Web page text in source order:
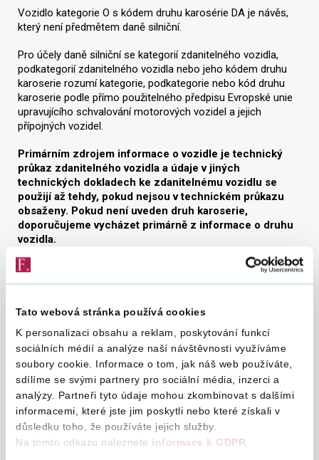
Tato webová stránka používá cookies
K personalizaci obsahu a reklam, poskytování funkcí
sociálních médií a analýze naší návštěvnosti využíváme
soubory cookie. Informace o tom, jak náš web používáte,
sdílíme se svými partnery pro sociální média, inzerci a
analýzy. Partneři tyto údaje mohou zkombinovat s dalšími
informacemi, které jste jim poskytli nebo které získali v
důsledku toho, že používáte jejich služby.
Na tomto odkazu naleznete informace k GDPR
Vozidlo kategorie O s kódem druhu karosérie DA je návěs,
který není předmětem daně silniční.
Pro účely daně silniční se kategorií zdanitelného vozidla,
podkategorií zdanitelného vozidla nebo jeho kódem druhu
karoserie rozumí kategorie, podkategorie nebo kód druhu
karoserie podle přímo použitelného předpisu Evropské unie
upravujícího schvalování motorových vozidel a jejich
přípojných vozidel.
Primárním zdrojem informace o vozidle je technický
průkaz zdanitelného vozidla a údaje v jiných
technických dokladech ke zdanitelnému vozidlu se
použijí až tehdy, pokud nejsou v technickém průkazu
obsaženy. Pokud není uveden druh karoserie,
doporučujeme vycházet primárně z informace o druhu
vozidla.
Zálohy na daň silniční
Zálohy na daň silniční se od roku 2022 neplatí.
Registrace k dani silniční
poplatníci se nebudou k dani silniční registrovat a u
stávajících poplatníků bude registrace k dani silniční zrušena
ze zákona bez jejich součinnosti a bez vydávání rozhodnutí.
Výše daně pro zdanitelná vozidla
Výše daně silniční za zdanitelné vozidlo je uvedena v příloze
k zákonu o dani silniční, a to v následujícím znění.
Výše daně pro zdanitelné vozidlo kategorie N s kódem